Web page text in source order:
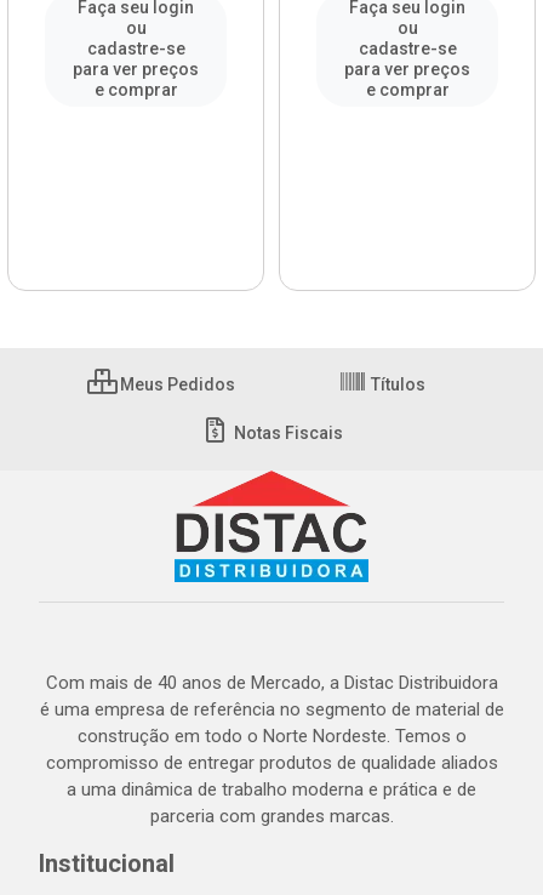
Faça seu login
ou
cadastre-se
para ver preços
e comprar
Faça seu login
ou
cadastre-se
para ver preços
e comprar
Meus Pedidos Títulos
Notas Fiscais
Com mais de 40 anos de Mercado, a Distac Distribuidora
é uma empresa de referência no segmento de material de
construção em todo o Norte Nordeste. Temos o
compromisso de entregar produtos de qualidade aliados
a uma dinâmica de trabalho moderna e prática e de
parceria com grandes marcas.
Institucional